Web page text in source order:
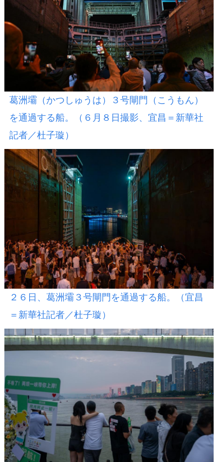
葛洲壩（かつしゅうは）３号閘門（こうもん）
を通過する船。（６月８日撮影、宜昌＝新華社
記者／杜子璇）
２６日、葛洲壩３号閘門を通過する船。（宜昌
＝新華社記者／杜子璇）